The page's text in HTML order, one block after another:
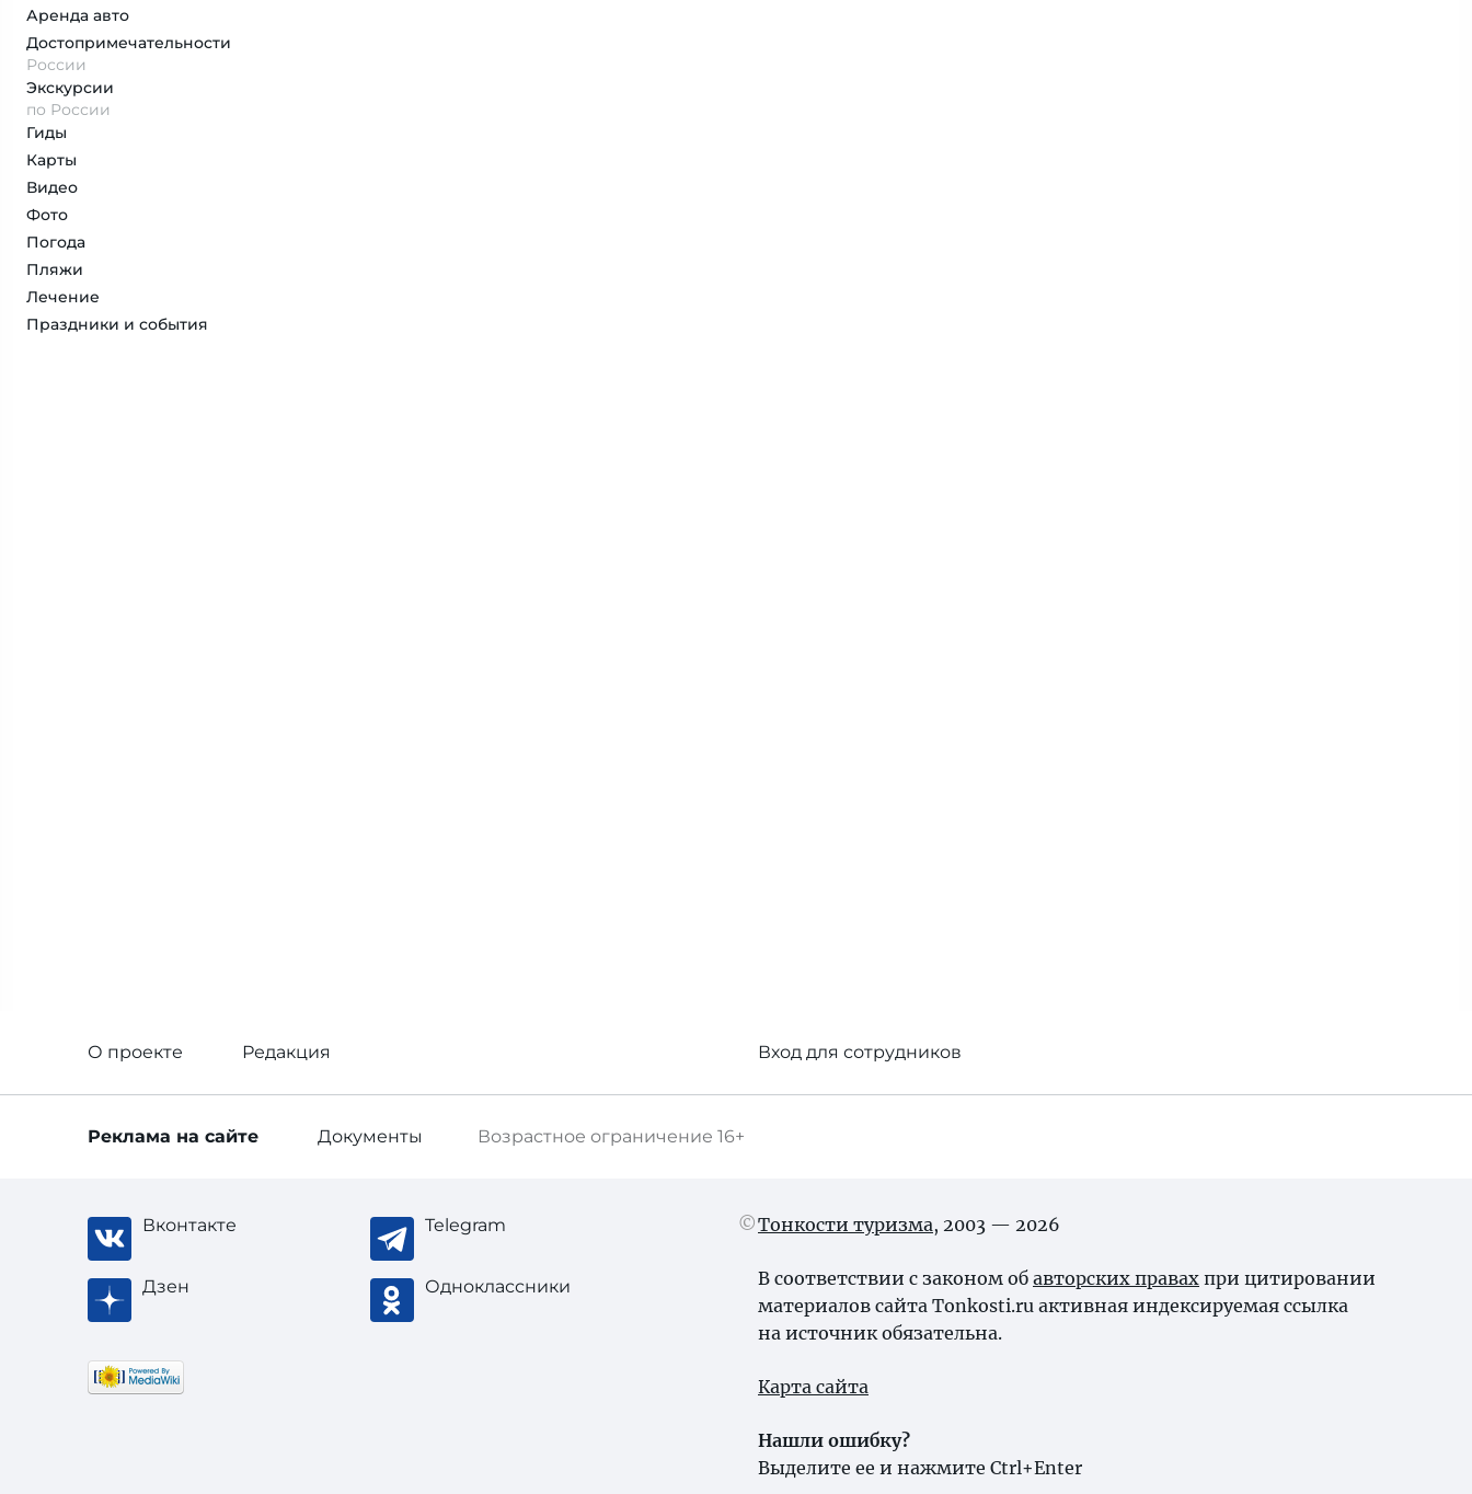
Аренда авто
Достопримеча­тельности
России
Экскурсии
по России
Гиды
Карты
Видео
Фото
Погода
Пляжи
Лечение
Праздники и события
О проекте Редакция Вход для сотрудников
Возрастное ограничение 16+
Реклама на сайте Документы
Вконтакте Telegram
Дзен Одноклассники
Тонкости туризма, 2003 — 2026
В соответствии с законом об авторских правах при цитировании
материалов сайта Tonkosti.ru активная индексируемая ссылка
на источник обязательна.
Карта сайта
Нашли ошибку?
Выделите ее и нажмите Ctrl+Enter